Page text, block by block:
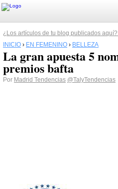
¿Los artículos de tu blog publicados
INICIO › EN FEMENINO › BELLEZA
La gran apuesta 5
premios bafta
Por Madrid Tendencias @TalyTendencias